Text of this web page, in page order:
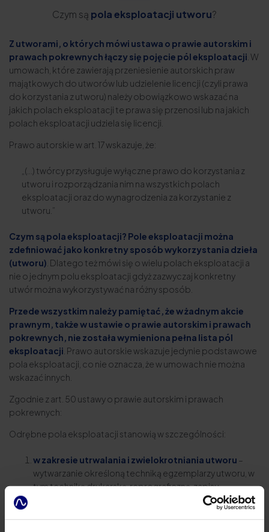
Czym są pola eksploatacji utworu?
Z utworami, o których mówi ustawa o prawie autorskim i
prawach pokrewnych łączy się pojęcie pól eksploatacji . W
umowach, które zawierają przeniesienie autorskich praw
majątkowych do utworów lub udzielenie licencji (czyli prawa
do korzystania z utworu) należy obowiązkowo wskazać na
jakich polach eksploatacji te prawa się przenosi lub na jakich
polach eksploatacji udziela się licencji.
Prawo autorskie w art. 17 wskazuje, że:
„(…) twórcy przysługuje wyłączne prawo do korzystania z
utworu i rozporządzania nim na wszystkich polach
eksploatacji oraz do wynagrodzenia za korzystanie z
utworu.”
Czym są pola eksploatacji? Pole eksploatacji można
zdefiniować jako konkretny sposób wykorzystania dzieła
(utworu) . Dlatego też mówi się o wielu polach eksploatacji a
nie o jednym polu eksploatacji gdyż zazwyczaj konkretny
utwór można wykorzystywać na różny sposób.
Przede wszystkim należy pamiętać, że w żadnym akcie
prawnym, także w ustawie o prawie autorskim i prawach
pokrewnych, nie została wymieniona pełna lista pól
eksploatacji . Prawo autorskie wskazuje jedynie podstawowe
pola eksploatacji, co nie oznacza, że w umowach nie można
wskazać innych.
Zgodnie z art. 50 ustawy o prawie autorskim i prawach
pokrewnych:
Odrębne pola eksploatacji stanowią w szczególności:
w zakresie utrwalania i zwielokrotniania utworu –
wytwarzanie określoną techniką egzemplarzy utworu, w
tym techniką drukarską, reprograficzną, zapisu
w zakresie obrotu oryginałem albo egzemplarzami,